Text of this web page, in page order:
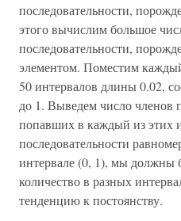
последовательности,
этого вычислим большое
последовательности,
элементом. Поместим
50 интервалов длины 0.02,
до 1. Выведем число членов
попавших в каждый из этих
последовательности
интервале (0, 1), мы должны
количество в разных
тенденцию к постоянству.